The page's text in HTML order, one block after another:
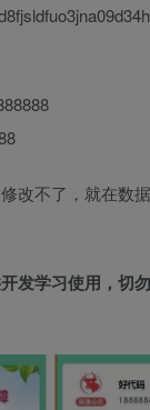
改不了，就在数
发学习使用，切